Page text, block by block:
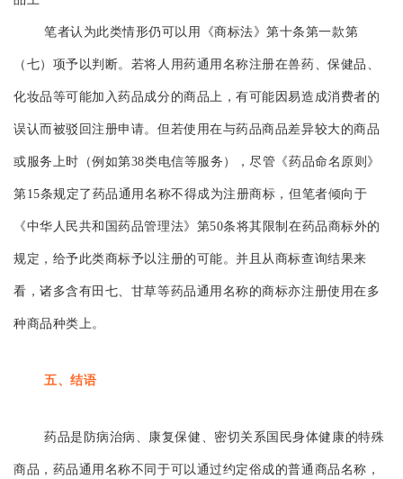
笔者认为此类情形仍可以用《商标法》第十条第一款第
（七）项予以判断。若将人用药通用名称注册在兽药、保健品、
化妆品等可能加入药品成分的商品上，有可能因易造成消费者的
误认而被驳回注册申请。但若使用在与药品商品差异较大的商品
或服务上时（例如第38类电信等服务），尽管《药品命名原则》
第15条规定了药品通用名称不得成为注册商标，但笔者倾向于
《中华人民共和国药品管理法》第50条将其限制在药品商标外的
规定，给予此类商标予以注册的可能。并且从商标查询结果来
看，诸多含有田七、甘草等药品通用名称的商标亦注册使用在多
种商品种类上。
五、结语
药品是防病治病、康复保健、密切关系国民身体健康的特殊
商品，药品通用名称不同于可以通过约定俗成的普通商品名称，